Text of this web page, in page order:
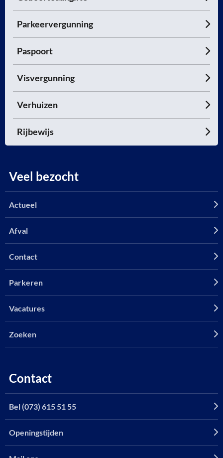
Parkeervergunning
Paspoort
Visvergunning
Verhuizen
Rijbewijs
Veel bezocht
Actueel
Afval
Contact
Parkeren
Vacatures
Zoeken
Contact
Bel (073) 615 51 55
Openingstijden